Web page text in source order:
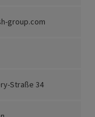
group.com
Straße 34